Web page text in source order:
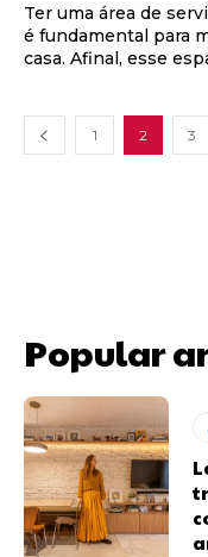
Ter uma área de
é fundamental para
casa. Afinal, esse
1 2 3
Popular